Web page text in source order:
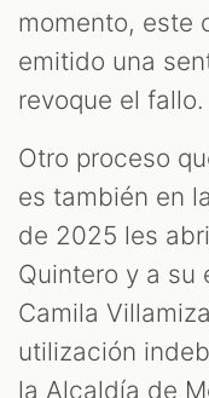
momento, este
emitido una
revoque el fallo.
Otro proceso
es también en
de 2025 les
Quintero y a su
Camila
utilización
la Alcaldía de